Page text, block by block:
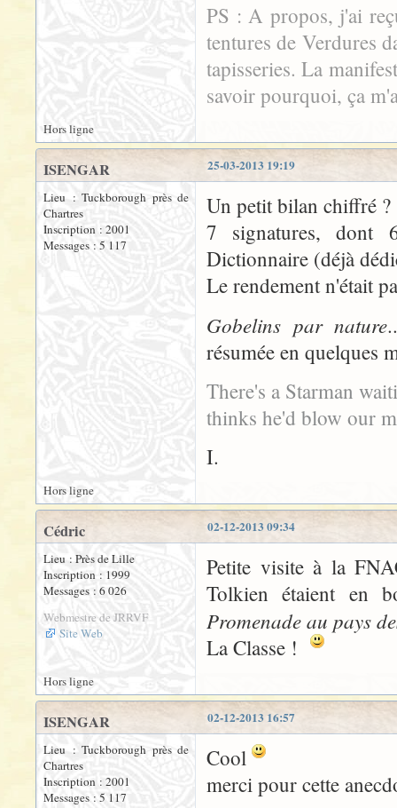
PS : A propos, j'ai
tentures de Verdures
tapisseries. La
savoir pourquoi, ça
Hors ligne
25-03-2013 19:19
ISENGAR
Lieu : Tuckborough près de
Chartres
Inscription : 2001
Messages : 5 117
Un petit bilan chiffré ?
7 signatures, dont
Dictionnaire (déjà
Le rendement n'était
Gobelins par nature
résumée en quelques
There's a Starman
thinks he'd blow our
I.
Hors ligne
02-12-2013 09:34
Cédric
Lieu : Près de Lille
Inscription : 1999
Messages : 6 026
Webmestre de JRRVF
Site Web
Petite visite à la
Tolkien étaient en
Promenade au pays
La Classe !
Hors ligne
02-12-2013 16:57
ISENGAR
Lieu : Tuckborough près de
Chartres
Inscription : 2001
Messages : 5 117
Cool
merci pour cette